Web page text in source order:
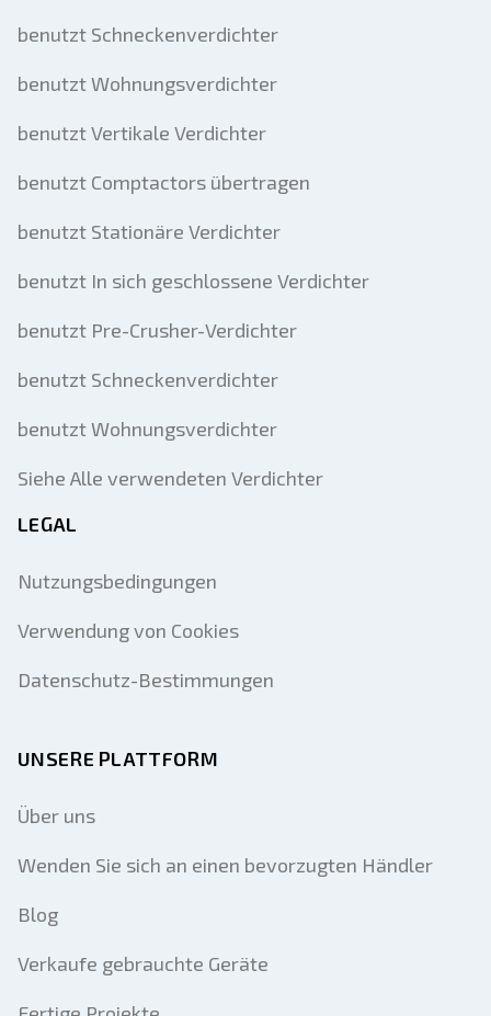
benutzt Schneckenverdichter
benutzt Wohnungsverdichter
benutzt Vertikale Verdichter
benutzt Comptactors übertragen
benutzt Stationäre Verdichter
benutzt In sich geschlossene Verdichter
benutzt Pre-Crusher-Verdichter
benutzt Schneckenverdichter
benutzt Wohnungsverdichter
Siehe Alle verwendeten Verdichter
LEGAL
Nutzungsbedingungen
Verwendung von Cookies
Datenschutz-Bestimmungen
UNSERE PLATTFORM
Über uns
Wenden Sie sich an einen bevorzugten Händler
Blog
Verkaufe gebrauchte Geräte